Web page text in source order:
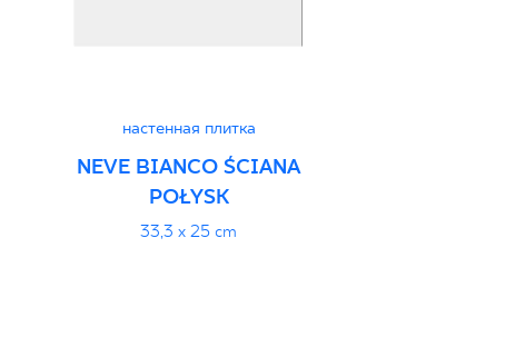
настенная плитка
NEVE BIANCO ŚCIANA
POŁYSK
33,3 x 25 cm